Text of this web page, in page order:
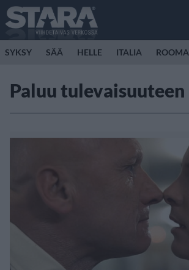
SYKSY SÄÄ HELLE ITALIA ROOMA
Paluu tulevaisuuteen